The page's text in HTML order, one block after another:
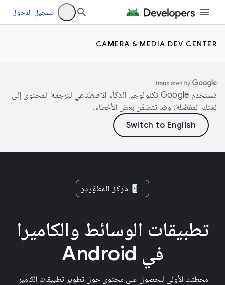
تسجيل الدخول
CAMERA & MEDIA DEV CENTER
تستخدم Google تكنولوجيا الذكاء الاصطناعي لترجمة المحتوى إلى
لغتك المفضّلة، وقد تتضمّن بعض الأخطاء.
مركز المطوّرين
تطبيقات الوسائط والكاميرا
في Android
محطتك الأولى للحصول على محتوى حول تطوير تطبيقات الكاميرا